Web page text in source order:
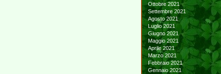
Ottobre 2021
Settembre 2021
Agosto 2021
Luglio 2021
Giugno 2021
Maggio 2021
Aprile 2021
Marzo 2021
Febbraio 2021
Gennaio 2021